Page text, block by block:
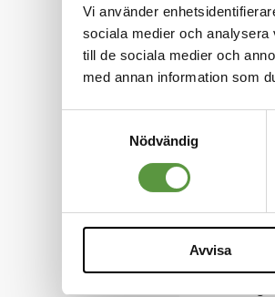
Vi använder
sociala medier och
till de sociala medier och
med annan information som
Nödvändig
Avvisa
Antal
Nettovikt
Pall enhet